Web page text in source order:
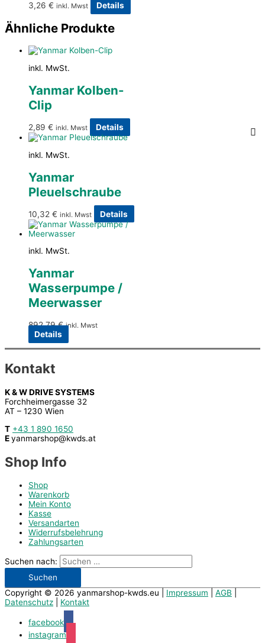
3,26 € inkl. Mwst Details
Ähnliche Produkte
inkl. MwSt.
Yanmar Kolben-
Clip
2,89 € inkl. Mwst Details
inkl. MwSt.
Yanmar
Pleuelschraube
10,32 € inkl. Mwst Details
inkl. MwSt.
Yanmar
Wasserpumpe /
Meerwasser
892,79€ inkl. Mwst
Details
Kontakt
K & W DRIVE SYSTEMS
Forchheimergasse 32
AT – 1230 Wien
T +43 1 890 1650
Eyanmarshop@kwds.at
Shop Info
Shop
Warenkorb
Mein Konto
Kasse
Versandarten
Widerrufsbelehrung
Zahlungsarten
Suchen nach:
Copyright © 2026 yanmarshop-kwds.eu Impressum AGB
Datenschutz
Kontakt
facebook
instagram